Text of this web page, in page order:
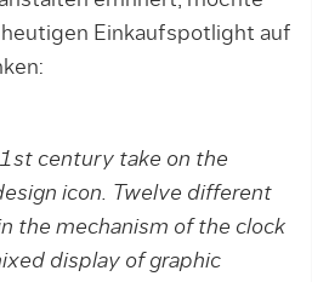
Einkaufspotlight auf
century take on the
icon. Twelve different
the mechanism of the clock
display of graphic